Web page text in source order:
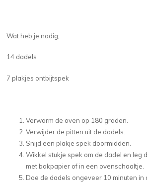
Wat heb je nodig;
14 dadels
7 plakjes ontbijtspek
Verwarm de oven op 180 graden.
Verwijder de pitten uit de dadels.
Snijd een plakje spek doormidden.
Wikkel stukje spek om de dadel en leg
met bakpapier of in een ovenschaaltje.
Doe de dadels ongeveer 10 minuten in